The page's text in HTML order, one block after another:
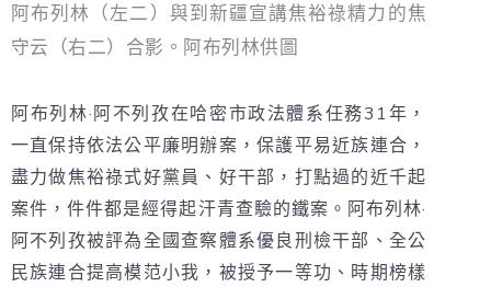
阿布列林（左二）與到新疆宣講焦裕祿精力的焦
守云（右二）合影。阿布列林供圖
阿布列林·阿不列孜在哈密市政法體系任務31年，
一直保持依法公平廉明辦案，保護平易近族連合，
盡力做焦裕祿式好黨員、好干部，打點過的近千起
案件，件件都是經得起汗青查驗的鐵案。阿布列林·
阿不列孜被評為全國查察體系優良刑檢干部、全公
民族連合提高模范小我，被授予一等功、時期榜樣